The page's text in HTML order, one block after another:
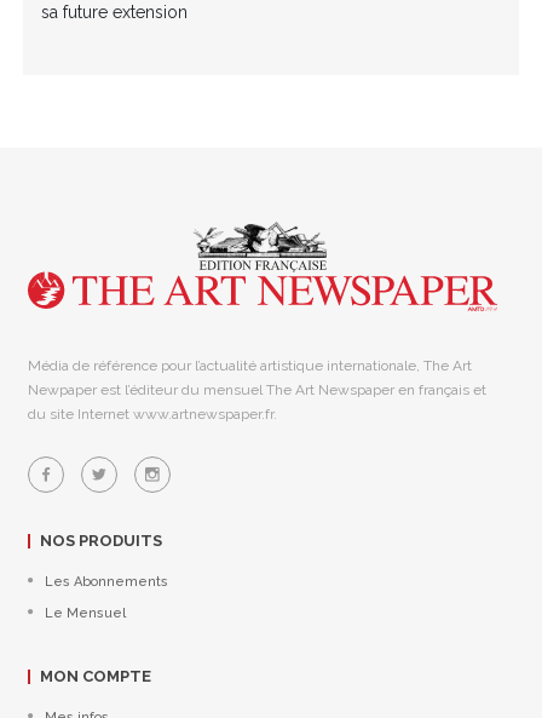
sa future extension
Média de référence pour l’actualité artistique internationale, The Art
Newpaper est l’éditeur du mensuel The Art Newspaper en français et
du site Internet www.artnewspaper.fr.
NOS PRODUITS
Les Abonnements
Le Mensuel
MON COMPTE